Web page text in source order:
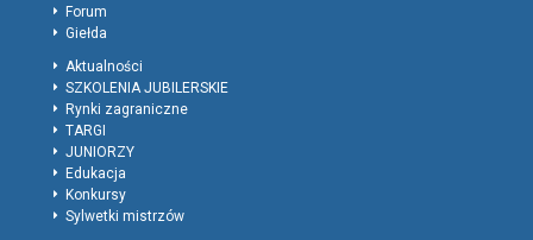
Forum
Giełda
Aktualności
SZKOLENIA JUBILERSKIE
Rynki zagraniczne
TARGI
JUNIORZY
Edukacja
Konkursy
Sylwetki mistrzów